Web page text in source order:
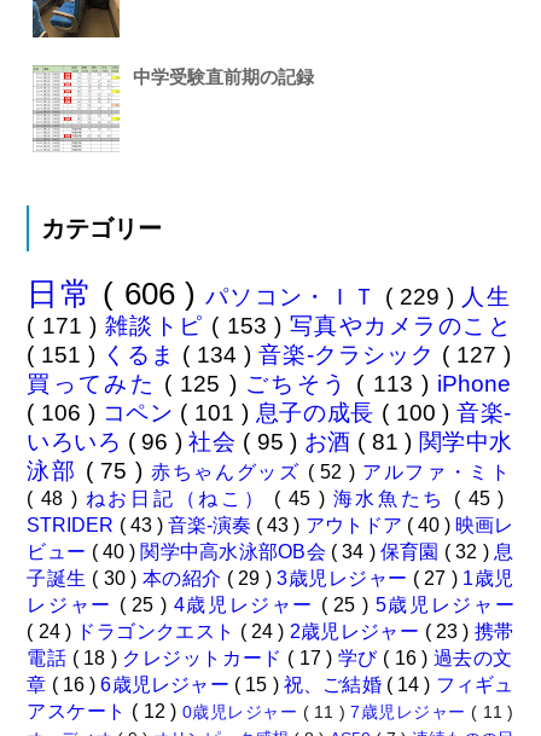
中学受験直前期の記録
カテゴリー
日常 ( 606 )パソコン・ＩＴ ( 229 ) 人生
( 171 ) 雑談トピ ( 153 ) 写真やカメラのこと
( 151 ) くるま ( 134 ) 音楽-クラシック ( 127 )
買ってみた ( 125 ) ごちそう ( 113 ) iPhone
( 106 ) コペン ( 101 ) 息子の成長 ( 100 )音楽-
いろいろ ( 96 )社会 ( 95 ) お酒 ( 81 ) 関学中水
泳部 ( 75 ) 赤ちゃんグッズ ( 52 ) アルファ・ミト
( 48 ) ねお日記（ねこ） ( 45 ) 海水魚たち ( 45 )
STRIDER ( 43 ) 音楽-演奏 ( 43 ) アウトドア ( 40 ) 映画レ
ビュー ( 40 ) 関学中高水泳部OB会 ( 34 ) 保育園 ( 32 ) 息
子誕生 ( 30 ) 本の紹介 ( 29 )3歳児レジャー ( 27 ) 1歳児
レジャー ( 25 ) 4歳児レジャー ( 25 ) 5歳児レジャー
( 24 ) ドラゴンクエスト ( 24 ) 2歳児レジャー ( 23 ) 携帯
電話 ( 18 ) クレジットカード ( 17 ) 学び ( 16 ) 過去の文
章 ( 16 )6歳児レジャー ( 15 ) 祝、ご結婚 ( 14 ) フィギュ
アスケート ( 12 ) 0歳児レジャー ( 11 )7歳児レジャー( 11 )